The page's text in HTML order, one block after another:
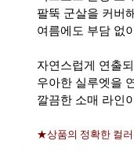
팔뚝 군살을 커버
여름에도 부담 없
자연스럽게 연출
우아한 실루엣을
깔끔한 소매 라인
★상품의 정확한 컬